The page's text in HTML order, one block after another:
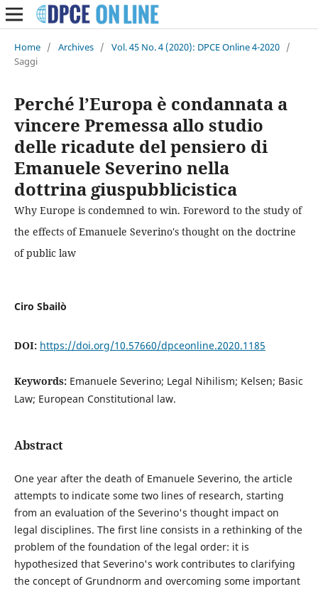
Home / Archives / Vol. 45 No. 4 (2020): DPCE Online 4-2020 /
Saggi
Perché l’Europa è condannata a
vincere Premessa allo studio
delle ricadute del pensiero di
Emanuele Severino nella
dottrina giuspubblicistica
Why Europe is condemned to win. Foreword to the study of
the effects of Emanuele Severino's thought on the doctrine
of public law
Ciro Sbailò
DOI: https://doi.org/10.57660/dpceonline.2020.1185
Keywords: Emanuele Severino; Legal Nihilism; Kelsen; Basic
Law; European Constitutional law.
Abstract
One year after the death of Emanuele Severino, the article
attempts to indicate some two lines of research, starting
from an evaluation of the Severino's thought impact on
legal disciplines. The first line consists in a rethinking of the
problem of the foundation of the legal order: it is
hypothesized that Severino's work contributes to clarifying
the concept of Grundnorm and overcoming some important